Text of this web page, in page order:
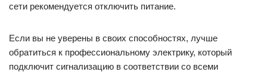
сети рекомендуется отключить питание.
Если вы не уверены в своих способностях, лучше
обратиться к профессиональному электрику, который
подключит сигнализацию в соответствии со всеми